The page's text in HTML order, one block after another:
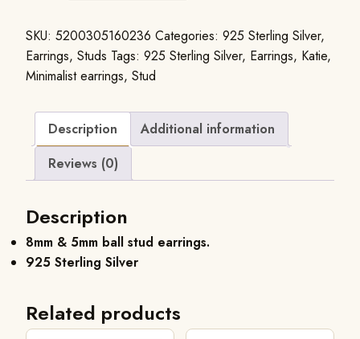
SKU: 5200305160236 Categories: 925 Sterling Silver,
Earrings, Studs Tags: 925 Sterling Silver, Earrings, Katie,
Minimalist earrings, Stud
Description
Additional information
Reviews (0)
Description
8mm & 5mm ball stud earrings.
925 Sterling Silver
Related products